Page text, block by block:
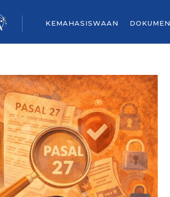
KEMAHASISWAAN DOKUMEN